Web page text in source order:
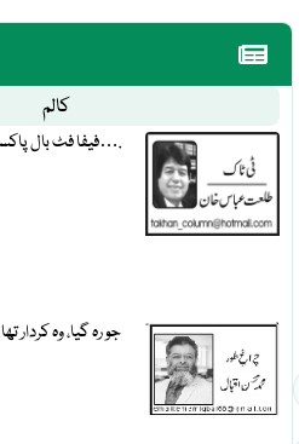
کالم
فیفا فٹ بال پاکستان کا مگر….
جو رہ گیا، وہ کردار تھا